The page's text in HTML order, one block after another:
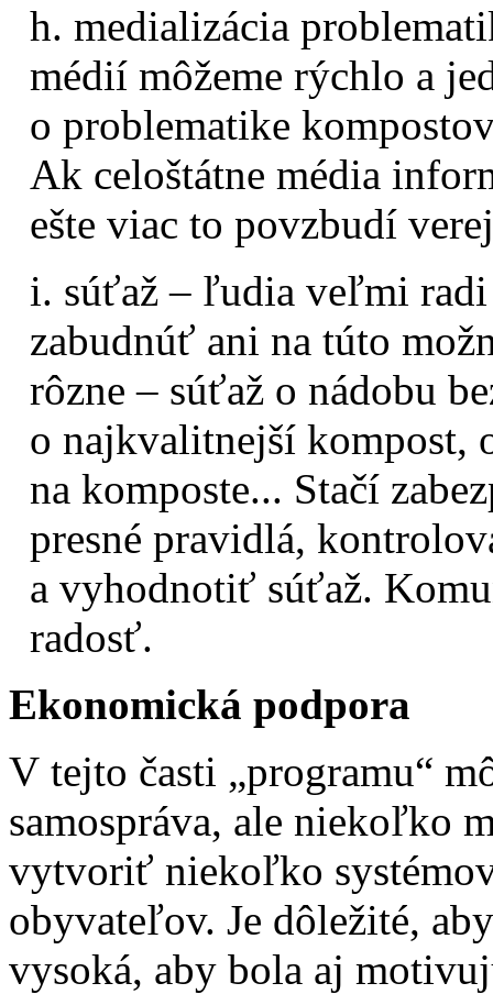
h. medializácia
médií môžeme rýchlo a
o problematike
Ak celoštátne média
ešte viac to povzbudí
i. súťaž – ľudia veľmi radi
zabudnúť ani na túto
rôzne – súťaž o nádobu
o najkvalitnejší kompost,
na komposte... Stačí
presné pravidlá,
a vyhodnotiť súťaž.
radosť.
Ekonomická podpora
V tejto časti „programu“
samospráva, ale niekoľko
vytvoriť niekoľko
obyvateľov. Je dôležité,
vysoká, aby bola aj